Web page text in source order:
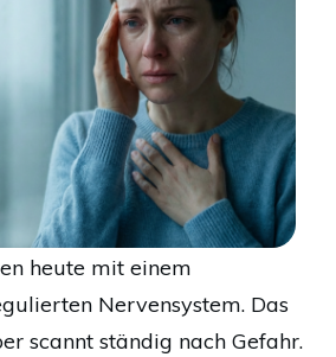
heute mit einem
Nervensystem. Das
scannt ständig nach Gefahr.